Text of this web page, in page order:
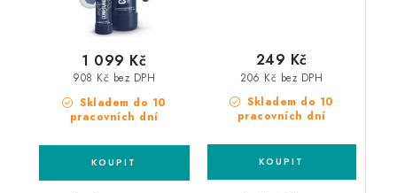
Skladem do 10
pracovních dní
908 Kč bez DPH
1 099 Kč
Skladem do 10
pracovních dní
206 Kč bez DPH
249 Kč